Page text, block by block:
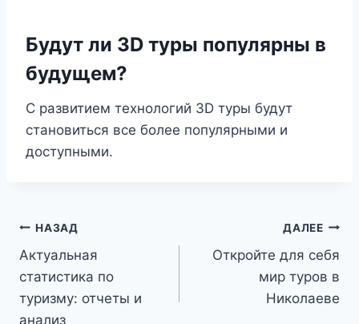
Будут ли 3D туры популярны в
будущем?
С развитием технологий 3D туры будут
становиться все более популярными и
доступными.
Навигация
по
записям
НАЗАД
Актуальная
статистика по
туризму: отчеты и
анализ
ДАЛЕЕ
Откройте для себя
мир туров в
Николаеве